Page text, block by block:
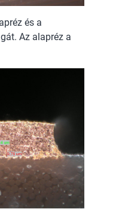
és a
Az alapréz a